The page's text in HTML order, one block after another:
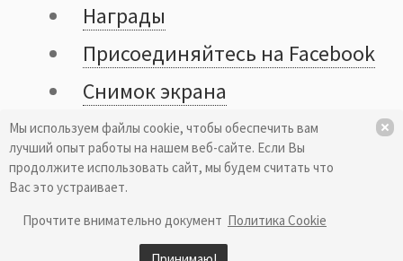
Мы используем файлы cookie, чтобы обеспечить вам
лучший опыт работы на нашем веб-сайте. Если Вы
продолжите использовать сайт, мы будем считать что
Вас это устраивает.
Прочтите внимательно документ Политика Cookie
Награды
Присоединяйтесь на Facebook
Снимок экрана
Защита сети
Что такое Partizan?
Локализация